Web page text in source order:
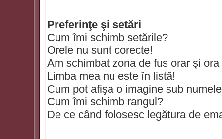
Preferinţe şi setări
Cum îmi schimb setările?
Orele nu sunt corecte!
Am schimbat zona de fus orar şi
Limba mea nu este în listă!
Cum pot afişa o imagine sub
Cum îmi schimb rangul?
De ce când folosesc legătura de